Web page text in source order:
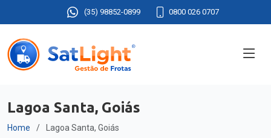
(35) 98852-0899 0800 026 0707
Lagoa Santa, Goiás
Home Lagoa Santa, Goiás